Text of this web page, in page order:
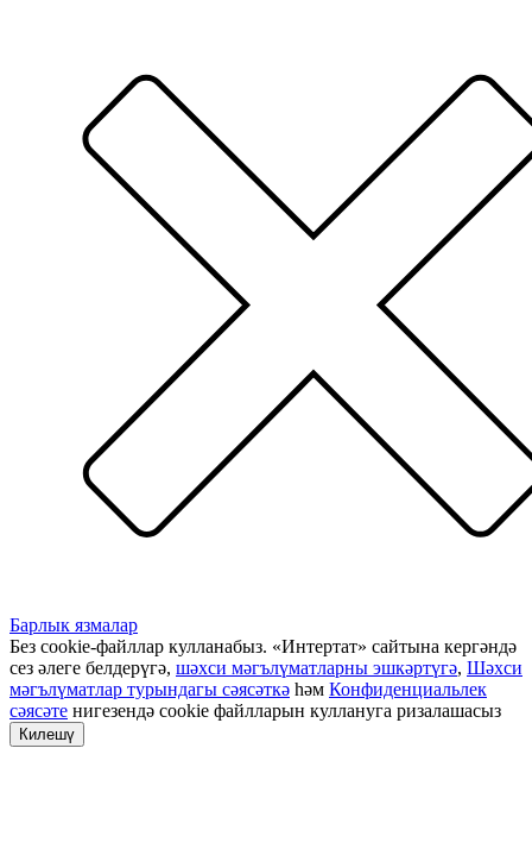
Барлык язмалар
Без cookie-файллар кулланабыз. «Интертат» сайтына кергәндә
сез әлеге белдерүгә, шәхси мәгълүматларны эшкәртүгә, Шәхси
мәгълүматлар турындагы сәясәткә һәм Конфиденциальлек
сәясәте нигезендә cookie файлларын куллануга ризалашасыз
Килешү